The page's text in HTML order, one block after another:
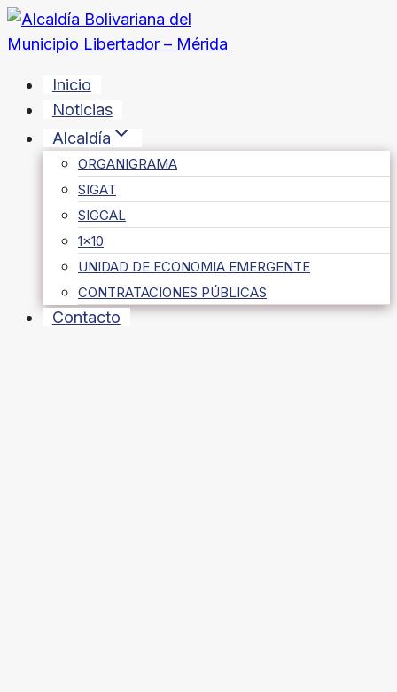
Saltar
al
Inicio
Noticias
Alcaldía
ORGANIGRAMA
SIGAT
SIGGAL
1×10
UNIDAD DE ECONOMIA EMERGENTE
CONTRATACIONES PÚBLICAS
Contacto